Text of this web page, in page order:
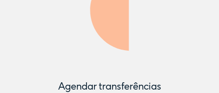
Agendar transferências